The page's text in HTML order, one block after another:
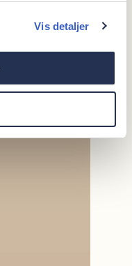
Vis detaljer